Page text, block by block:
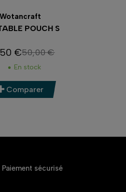
Wotancraft
POUCH S
Prix
€Prix de base
50,00 €
En stock
Comparer
Paiement sécurisé